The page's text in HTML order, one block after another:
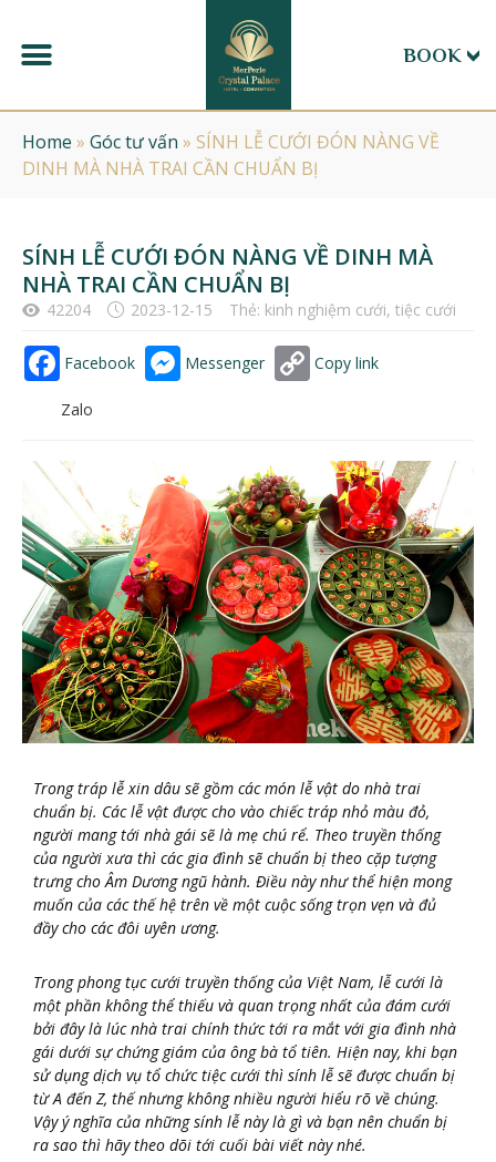
BOOK
Home » Góc tư vấn » SÍNH LỄ CƯỚI ĐÓN NÀNG VỀ
DINH MÀ NHÀ TRAI CẦN CHUẨN BỊ
SÍNH LỄ CƯỚI ĐÓN NÀNG VỀ DINH MÀ
NHÀ TRAI CẦN CHUẨN BỊ
42204 2023-12-15 Thẻ: kinh nghiệm cưới, tiệc cưới
Facebook Messenger Copy link
Zalo
Trong tráp lễ xin dâu sẽ gồm các món lễ vật do nhà trai
chuẩn bị. Các lễ vật được cho vào chiếc tráp nhỏ màu đỏ,
người mang tới nhà gái sẽ là mẹ chú rể. Theo truyền thống
của người xưa thì các gia đình sẽ chuẩn bị theo cặp tượng
trưng cho Âm Dương ngũ hành. Điều này như thể hiện mong
muốn của các thế hệ trên về một cuộc sống trọn vẹn và đủ
đầy cho các đôi uyên ương.
Trong phong tục cưới truyền thống của Việt Nam, lễ cưới là
một phần không thể thiếu và quan trọng nhất của đám cưới
bởi đây là lúc nhà trai chính thức tới ra mắt với gia đình nhà
gái dưới sự chứng giám của ông bà tổ tiên. Hiện nay, khi bạn
sử dụng dịch vụ tổ chức tiệc cưới thì sính lễ sẽ được chuẩn bị
từ A đến Z, thế nhưng không nhiều người hiểu rõ về chúng.
Vậy ý nghĩa của những sính lễ này là gì và bạn nên chuẩn bị
ra sao thì hãy theo dõi tới cuối bài viết này nhé.